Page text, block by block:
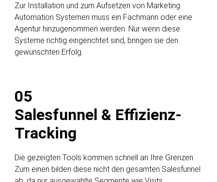
Zur Installation und zum Aufsetzen von Marketing
Automation Systemen muss ein Fachmann oder eine
Agentur hinzugenommen werden. Nur wenn diese
Systeme richtig eingerichtet sind, bringen sie den
gewünschten Erfolg.
05
Salesfunnel & Effizienz-
Tracking
Die gezeigten Tools kommen schnell an Ihre Grenzen.
Zum einen bilden diese nicht den gesamten Salesfunnel